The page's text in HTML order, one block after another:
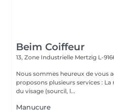
Beim Coiffeur
13, Zone Industrielle Mertzig L-
Nous sommes heureux de vous
proposons plusieurs services : La manucure : au vernis Epilation
du visage (sourcil, l...
Manucure